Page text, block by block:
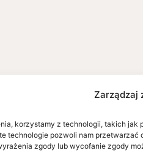
Zarządzaj
korzystamy z technologii, takich
technologie pozwoli nam
zgody lub wycofanie zgody